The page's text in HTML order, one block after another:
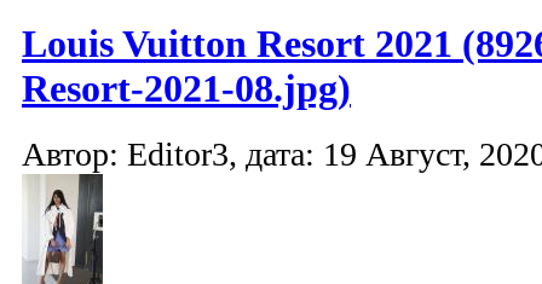
Louis Vuitton Resort 2021
Resort-2021-08.jpg)
Автор: Editor3, дата: 19 Август,